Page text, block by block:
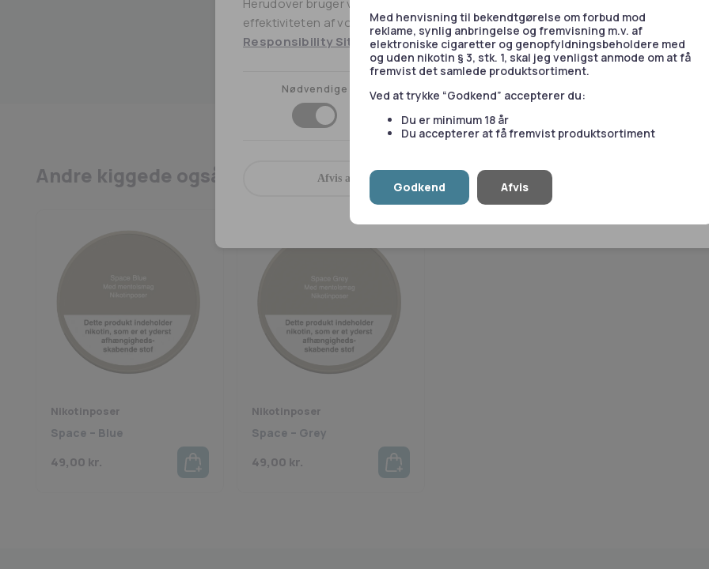
Med henvisning til bekendtgørelse om forbud mod
reklame, synlig anbringelse og fremvisning m.v. af
elektroniske cigaretter og genopfyldningsbeholdere med
og uden nikotin § 3, stk. 1, skal jeg venligst anmode om at få
fremvist det samlede produktsortiment.
Ved at trykke “Godkend” accepterer du:
Du er minimum 18 år
Du accepterer at få fremvist produktsortiment
Godkend Afvis
Konklusion
Space – Blue Menthol er en
format, produceret i Sverige.
Vores kundeservice er klar
53 55 51 51
Skriv til os
Andre kiggede også på
Nikotinposer
Space – Blue
49,00 kr.
Nikotinposer
Space – Grey
49,00 kr.
effektiviteten af vores annoncering. For mere information, besøgGoogle's
Responsibility Site
Nødvendige Statistik
Tillad valgte
Afvis alle